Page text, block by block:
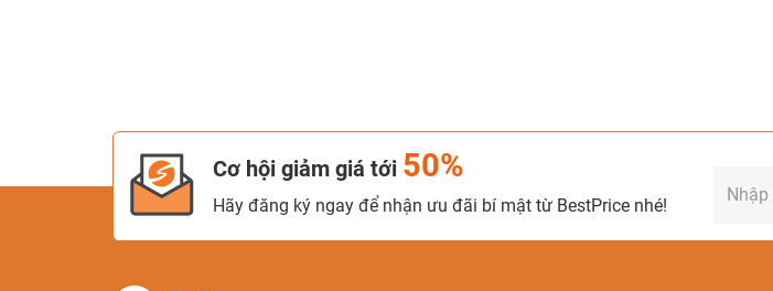
Cơ hội giảm giá tới 50%
Hãy đăng ký ngay để nhận ưu đãi bí mật từ BestPrice nhé!